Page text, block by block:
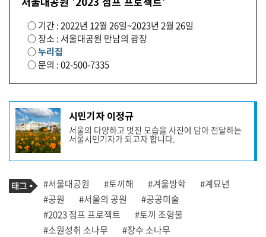
○ 기간 : 2022년 12월 26일~2023년 2월 26일
○ 장소 : 서울대공원 만남의 광장
○누리집
○ 문의 : 02-500-7335
기
사
작
성
자
프
필
시민기자 이정규
서울의 다양하고 멋진 모습을 사진에 담아 전달하는
서울시민기자가 되고자 합니다.
기
사
관
련
태
그
태
그
#서울대공원 #토끼해 #겨울방학
#계묘년
#공원
#서울의 공원
#공공미술
#2023 점프 프로젝트
#토끼 조형물
#소원성취 소나무
#장수 소나무